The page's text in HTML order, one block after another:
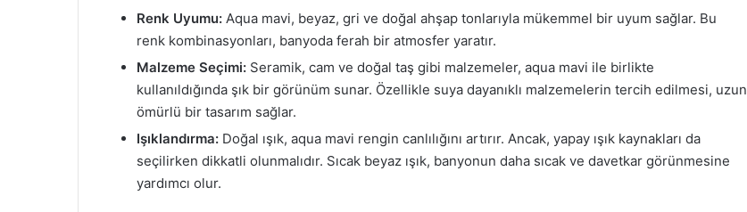
Renk Uyumu: Aqua mavi, beyaz, gri ve doğal ahşap tonlarıyla mükemmel bir uyum sağlar. Bu
renk kombinasyonları, banyoda ferah bir atmosfer yaratır.
Malzeme Seçimi: Seramik, cam ve doğal taş gibi malzemeler, aqua mavi ile birlikte
kullanıldığında şık bir görünüm sunar. Özellikle suya dayanıklı malzemelerin tercih edilmesi, uzun
ömürlü bir tasarım sağlar.
Işıklandırma: Doğal ışık, aqua mavi rengin canlılığını artırır. Ancak, yapay ışık kaynakları da
seçilirken dikkatli olunmalıdır. Sıcak beyaz ışık, banyonun daha sıcak ve davetkar görünmesine
yardımcı olur.